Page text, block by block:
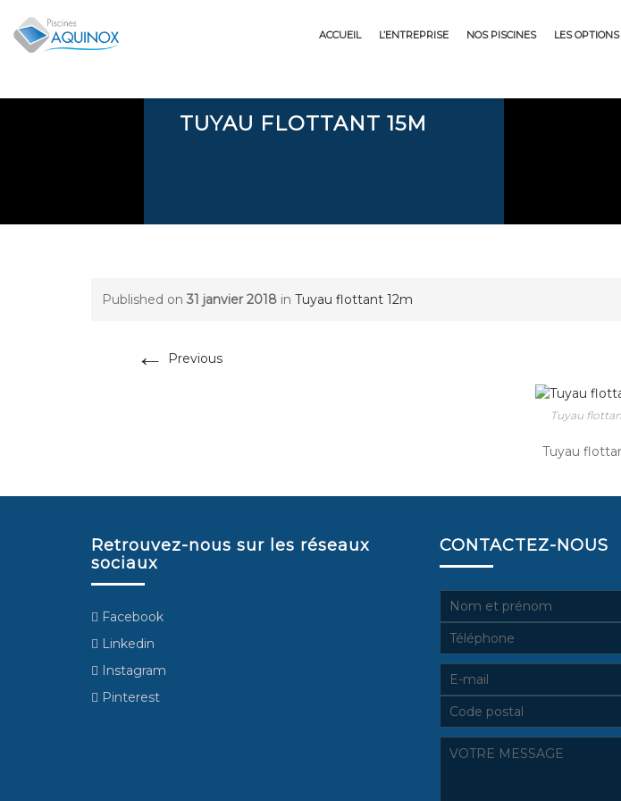
content
ACCUEIL L’ENTREPRISE NOS PISCINES LES OPTIONS
TUYAU FLOTTANT 15M
Published on31 janvier 2018 in Tuyau flottant 12m
← Previous
Tuyau
Tuyau
Retrouvez-nous sur les réseaux
sociaux
Facebook
Linkedin
Instagram
Pinterest
CONTACTEZ-NOUS